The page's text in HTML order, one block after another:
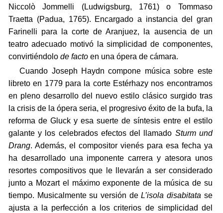
Niccolò Jommelli (Ludwigsburg, 1761) o Tommaso
Traetta (Padua, 1765). Encargado a instancia del gran
Farinelli para la corte de Aranjuez, la ausencia de un
teatro adecuado motivó la simplicidad de componentes,
convirtiéndolo de factoen una ópera de cámara.
Cuando Joseph Haydn compone música sobre este
libreto en 1779 para la corte Estérhazy nos encontramos
en pleno desarrollo del nuevo estilo clásico surgido tras
la crisis de la ópera seria, el progresivo éxito de la bufa, la
reforma de Gluck y esa suerte de síntesis entre el estilo
galante y los celebrados efectos del llamado Sturm und
Drang. Además, el compositor vienés para esa fecha ya
ha desarrollado una imponente carrera y atesora unos
resortes compositivos que le llevarán a ser considerado
junto a Mozart el máximo exponente de la música de su
tiempo. Musicalmente su versión deL’isola disabitata se
ajusta a la perfección a los criterios de simplicidad del